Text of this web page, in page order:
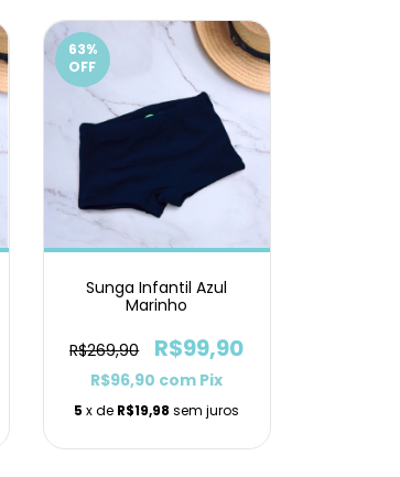
63%
OFF
Sunga Infantil Azul
Marinho
R$269,90 R$99,90
R$96,90 com Pix
5 x de R$19,98 sem juros